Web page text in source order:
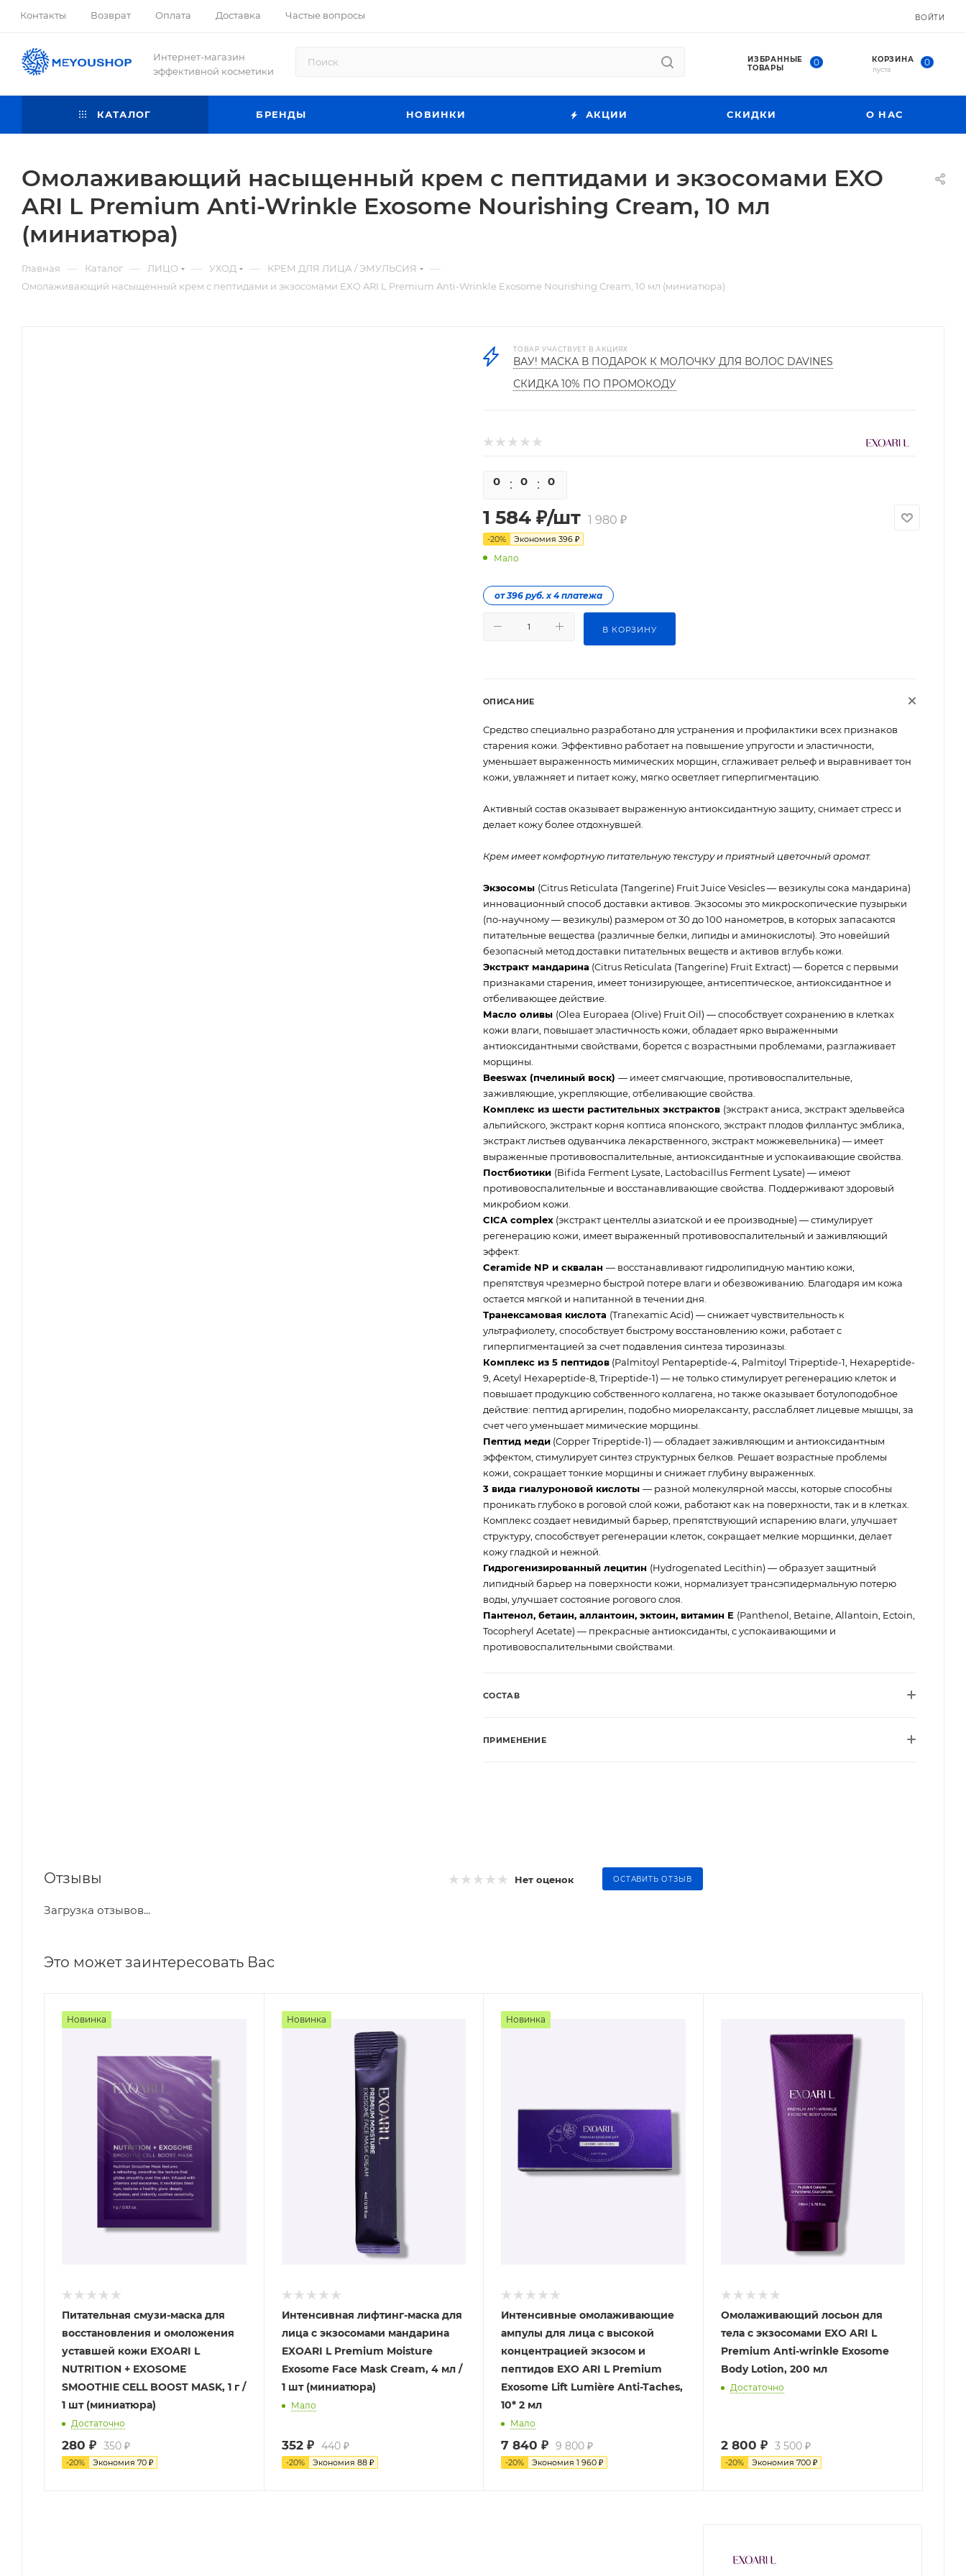
Контакты Возврат Оплата Доставка Частые вопросы ВОЙТИ
Интернет-магазин
эффективной косметики
ИЗБРАННЫЕ
ТОВАРЫ
0 КОРЗИНА 0
пуста
КАТАЛОГ БРЕНДЫ НОВИНКИ АКЦИИ СКИДКИ О НАС
Омолаживающий насыщенный крем с пептидами и экзосомами EXO
ARI L Premium Anti-Wrinkle Exosome Nourishing Cream, 10 мл
(миниатюра)
Главная — Каталог — ЛИЦО — УХОД — КРЕМ ДЛЯ ЛИЦА / ЭМУЛЬСИЯ —
Омолаживающий насыщенный крем с пептидами и экзосомами EXO ARI L Premium Anti-Wrinkle Exosome Nourishing Cream, 10 мл (миниатюра)
ТОВАР УЧАСТВУЕТ В АКЦИЯХ
ВАУ! МАСКА В ПОДАРОК К МОЛОЧКУ ДЛЯ ВОЛОС DAVINES
СКИДКА 10% ПО ПРОМОКОДУ
0 0 0
1 584 ₽/шт 1 980 ₽
-20% Экономия 396 ₽
Мало
от 396 руб. х 4 платежа
В КОРЗИНУ
ОПИСАНИЕ
Средство специально разработано для устранения и профилактики всех признаков
старения кожи. Эффективно работает на повышение упругости и эластичности,
уменьшает выраженность мимических морщин, сглаживает рельеф и выравнивает тон
кожи, увлажняет и питает кожу, мягко осветляет гиперпигментацию.
Активный состав оказывает выраженную антиоксидантную защиту, снимает стресс и
делает кожу более отдохнувшей.
Крем имеет комфортную питательную текстуру и приятный цветочный аромат.
Экзосомы (Citrus Reticulata (Tangerine) Fruit Juice Vesicles — везикулы сока мандарина)
инновационный способ доставки активов. Экзосомы это микроскопические пузырьки
(по-научному — везикулы) размером от 30 до 100 нанометров, в которых запасаются
питательные вещества (различные белки, липиды и аминокислоты). Это новейший
безопасный метод доставки питательных веществ и активов вглубь кожи.
Экстракт мандарина (Citrus Reticulata (Tangerine) Fruit Extract) — борется с первыми
признаками старения, имеет тонизирующее, антисептическое, антиоксидантное и
отбеливающее действие.
Масло оливы (Olea Europaea (Olive) Fruit Oil) — способствует сохранению в клетках
кожи влаги, повышает эластичность кожи, обладает ярко выраженными
антиоксидантными свойствами, борется с возрастными проблемами, разглаживает
морщины.
Beeswax (пчелиный воск) — имеет смягчающие, противовоспалительные,
заживляющие, укрепляющие, отбеливающие свойства.
Комплекс из шести растительных экстрактов (экстракт аниса, экстракт эдельвейса
альпийского, экстракт корня коптиса японского, экстракт плодов филлантус эмблика,
экстракт листьев одуванчика лекарственного, экстракт можжевельника) — имеет
выраженные противовоспалительные, антиоксидантные и успокаивающие свойства.
Постбиотики (Bifida Ferment Lysate, Lactobacillus Ferment Lysate) — имеют
противовоспалительные и восстанавливающие свойства. Поддерживают здоровый
микробиом кожи.
CICA complex (экстракт центеллы азиатской и ее производные) — стимулирует
регенерацию кожи, имеет выраженный противовоспалительный и заживляющий
эффект.
Ceramide NP и сквалан — восстанавливают гидролипидную мантию кожи,
препятствуя чрезмерно быстрой потере влаги и обезвоживанию. Благодаря им кожа
остается мягкой и напитанной в течении дня.
Транексамовая кислота (Tranexamic Acid) — снижает чувствительность к
ультрафиолету, способствует быстрому восстановлению кожи, работает с
гиперпигментацией за счет подавления синтеза тирозиназы.
Комплекс из 5 пептидов (Palmitoyl Pentapeptide-4, Palmitoyl Tripeptide-1, Hexapeptide-
9, Acetyl Hexapeptide-8, Tripeptide-1) — не только стимулирует регенерацию клеток и
повышает продукцию собственного коллагена, но также оказывает ботулоподобное
действие: пептид аргирелин, подобно миорелаксанту, расслабляет лицевые мышцы, за
счет чего уменьшает мимические морщины.
Пептид меди (Copper Tripeptide-1) — обладает заживляющим и антиоксидантным
эффектом, стимулирует синтез структурных белков. Решает возрастные проблемы
кожи, сокращает тонкие морщины и снижает глубину выраженных.
3 вида гиалуроновой кислоты — разной молекулярной массы, которые способны
проникать глубоко в роговой слой кожи, работают как на поверхности, так и в клетках.
Комплекс создает невидимый барьер, препятствующий испарению влаги, улучшает
структуру, способствует регенерации клеток, сокращает мелкие морщинки, делает
кожу гладкой и нежной.
Гидрогенизированный лецитин (Hydrogenated Lecithin) — образует защитный
липидный барьер на поверхности кожи, нормализует трансэпидермальную потерю
воды, улучшает состояние рогового слоя.
Пантенол, бетаин, аллантоин, эктоин, витамин Е (Panthenol, Betaine, Allantoin, Ectoin,
Tocopheryl Acetate) — прекрасные антиоксиданты, с успокаивающими и
противовоспалительными свойствами.
СОСТАВ
ПРИМЕНЕНИЕ
Отзывы Нет оценок ОСТАВИТЬ ОТЗЫВ
Загрузка отзывов...
Это может заинтересовать Вас
Новинка
Питательная смузи-маска для
восстановления и омоложения
уставшей кожи EXOARI L
NUTRITION + EXOSOME
SMOOTHIE CELL BOOST MASK, 1 г /
1 шт (миниатюра)
Достаточно
280 ₽ 350 ₽
-20% Экономия 70 ₽
Новинка
Интенсивная лифтинг-маска для
лица с экзосомами мандарина
EXOARI L Premium Moisture
Exosome Face Mask Cream, 4 мл /
1 шт (миниатюра)
Мало
352₽ 440₽
-20% Экономия 88₽
Новинка
Интенсивные омолаживающие
ампулы для лица с высокой
концентрацией экзосом и
пептидов EXO ARI L Premium
Exosome Lift Lumière Anti-Taches,
10* 2 мл
Мало
7 840 ₽ 9 800 ₽
-20% Экономия 1 960 ₽
Омолаживающий лосьон для
тела с экзосомами ЕXO ARI L
Premium Anti-wrinkle Exosome
Body Lotion, 200 мл
Достаточно
2 800 ₽ 3 500₽
-20% Экономия 700₽